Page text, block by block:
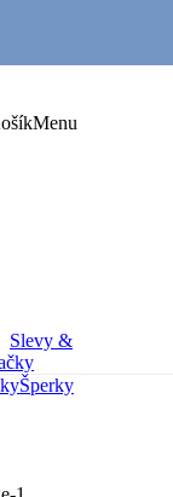
Menu
Slevy &
Šperky